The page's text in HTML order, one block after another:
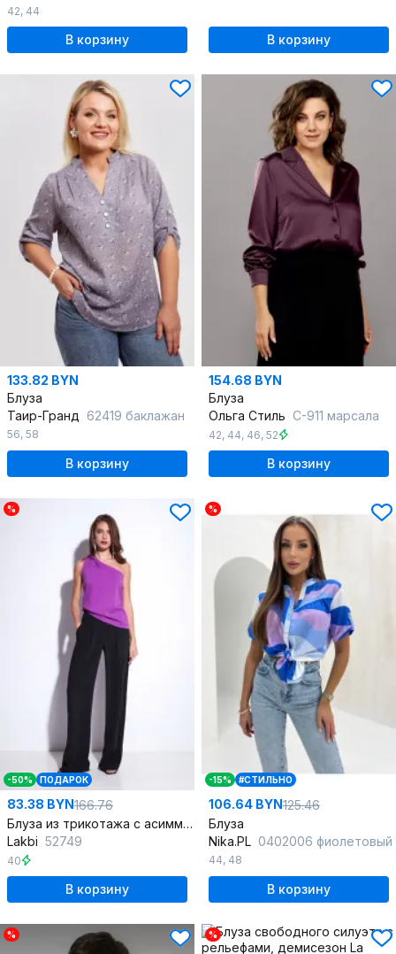
42, 44
В корзину В корзину
133.82 BYN
Блуза
Таир-Гранд 62419 баклажан
56, 58
В корзину
154.68 BYN
Блуза
Ольга Стиль С-911 марсала
42, 44, 46, 52
В корзину
%
-50% ПОДАРОК
83.38 BYN166.76
Блуза из трикотажа с асимметричным вырезом
Lakbi 52749
40
В корзину
%
-15% #СТИЛЬНО
106.64 BYN125.46
Блуза
Nika.PL 0402006 фиолетовый
44, 48
В корзину
% %